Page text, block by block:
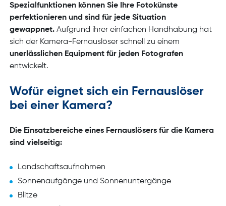
Spezialfunktionen können Sie Ihre Fotokünste
perfektionieren und sind für jede Situation
gewappnet. Aufgrund ihrer einfachen Handhabung hat
sich der Kamera-Fernauslöser schnell zu einem
unerlässlichen Equipment für jeden Fotografen
entwickelt.
Wofür eignet sich ein Fernauslöser
bei einer Kamera?
Die Einsatzbereiche eines Fernauslösers für die Kamera
sind vielseitig:
Landschaftsaufnahmen
Sonnenaufgänge und Sonnenuntergänge
Blitze